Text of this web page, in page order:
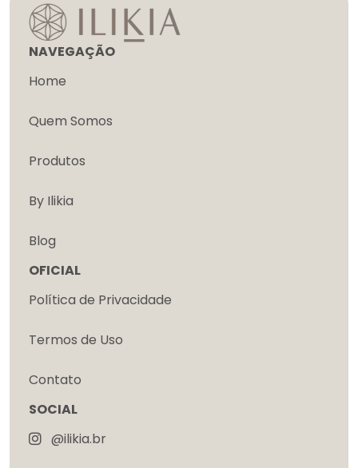
NAVEGAÇÃO
Home
Quem Somos
Produtos
By Ilikia
Blog
OFICIAL
Política de Privacidade
Termos de Uso
Contato
SOCIAL
@ilikia.br